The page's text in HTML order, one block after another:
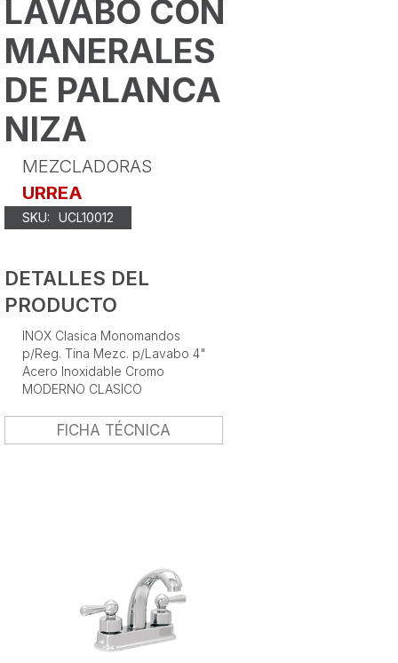
LAVABO CON
MANERALES
DE PALANCA
NIZA
MEZCLADORAS
URREA
SKU: UCL10012
DETALLES DEL
PRODUCTO
INOX Clasica Monomandos
p/Reg. Tina Mezc. p/Lavabo 4"
Acero Inoxidable Cromo
MODERNO CLASICO
FICHA TÉCNICA